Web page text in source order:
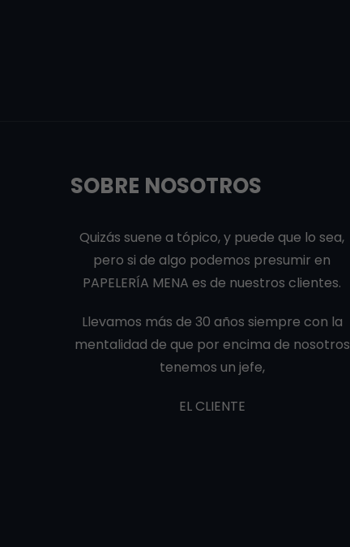
SOBRE NOSOTROS
Quizás suene a tópico, y puede que lo sea,
pero si de algo podemos presumir en
PAPELERÍA MENA es de nuestros clientes.
Llevamos más de 30 años siempre con la
mentalidad de que por encima de nosotros
tenemos un jefe,
EL CLIENTE